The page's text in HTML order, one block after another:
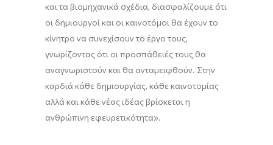
και τα βιομηχανικά σχέδια, διασφαλίζουμε ότι
οι δημιουργοί και οι καινοτόμοι θα έχουν το
κίνητρο να συνεχίσουν το έργο τους,
γνωρίζοντας ότι οι προσπάθειές τους θα
αναγνωριστούν και θα ανταμειφθούν. Στην
καρδιά κάθε δημιουργίας, κάθε καινοτομίας
αλλά και κάθε νέας ιδέας βρίσκεται η
ανθρώπινη εφευρετικότητα».